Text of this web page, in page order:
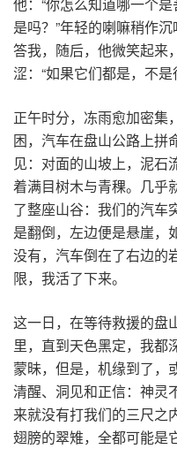
是吗？”年轻的喇嘛稍作
答我，随后，他微笑起来
涩：“如果它们都是，不是
正午时分，冻雨愈加密集
困，汽车在盘山公路上拼
见：对面的山坡上，泥石
着满目树木与青稞。几乎
了整座山谷：我们的汽车
是翻倒，左边便是悬崖，
没有，汽车倒在了右边
限，我活了下来。
这一日，在等待救援的盘
里，直到天色黑定，我都
蒙昧，但是，机缘到了，
清醒、洞见和正信：神灵
来就没有打我们的三尺之
翅膀的翠雉，全都可能是